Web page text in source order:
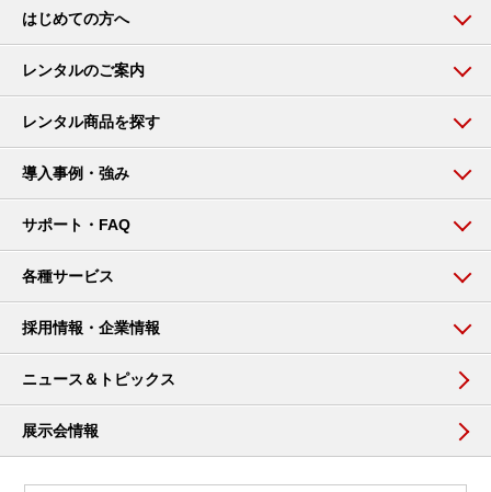
はじめての方へ
レンタルのご案内
レンタル商品を探す
導入事例・強み
サポート・FAQ
各種サービス
採用情報・企業情報
ニュース＆トピックス
展示会情報